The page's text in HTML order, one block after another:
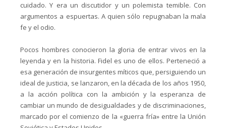
cuidado. Y era un discutidor y un polemista temible. Con
argumentos a espuertas. A quien sólo repugnaban la mala
fe y el odio.
Pocos hombres conocieron la gloria de entrar vivos en la
leyenda y en la historia. Fidel es uno de ellos. Perteneció a
esa generación de insurgentes míticos que, persiguiendo un
ideal de justicia, se lanzaron, en la década de los años 1950,
a la acción política con la ambición y la esperanza de
cambiar un mundo de desigualdades y de discriminaciones,
marcado por el comienzo de la «guerra fría» entre la Unión